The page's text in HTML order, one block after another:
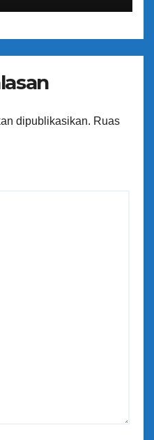
dipublikasikan. Ruas